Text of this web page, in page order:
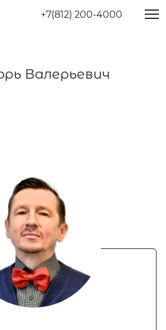
+7(812) 200-4000
Валерьевич